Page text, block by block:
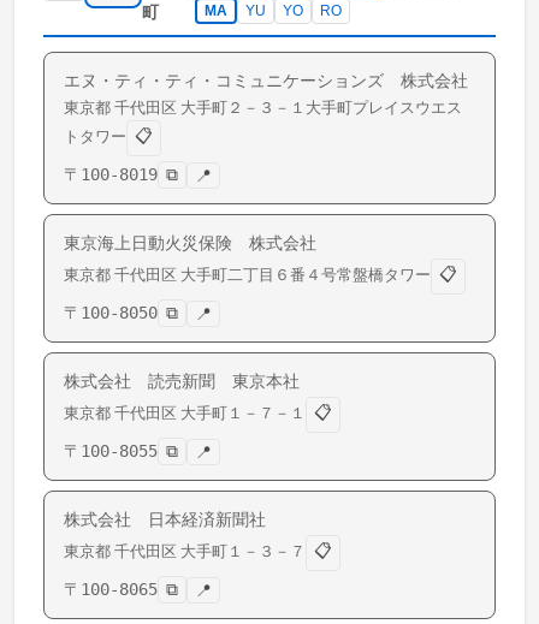
町
MA
YU YO RO
エヌ・ティ・ティ・コミュニケーションズ 株式会社
東京都 千代田区 大手町 ２－３－１大手町プレイスウエス
トタワー 📋
〒 100-8019 ⧉ 📍
東京海上日動火災保険 株式会社
東京都 千代田区 大手町二丁目６番４号常盤橋タワー 📋
〒 100-8050 ⧉ 📍
株式会社 読売新聞 東京本社
東京都 千代田区 大手町 １－７－１
📋
〒 100-8055 ⧉ 📍
株式会社 日本経済新聞社
東京都 千代田区 大手町 １－３－７
📋
〒 100-8065 ⧉ 📍